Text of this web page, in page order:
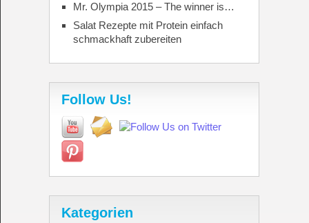
Mr. Olympia 2015 – The winner is…
Salat Rezepte mit Protein einfach
schmackhaft zubereiten
Follow Us!
Kategorien